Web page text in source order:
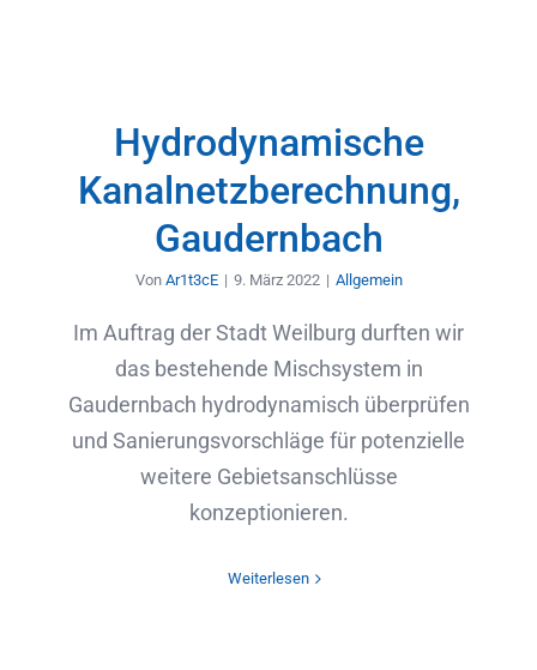
Hydrodynamische
Kanalnetzberechnung,
Gaudernbach
Von Ar1t3cE | 9. März 2022 | Allgemein
Im Auftrag der Stadt Weilburg durften wir
das bestehende Mischsystem in
Gaudernbach hydrodynamisch überprüfen
und Sanierungsvorschläge für potenzielle
weitere Gebietsanschlüsse
konzeptionieren.
Weiterlesen